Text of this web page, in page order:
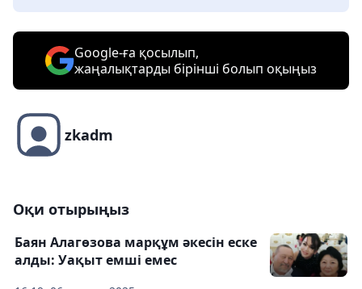
Google-ға қосылып,
жаңалықтарды бірінші болып оқыңыз
zkadm
Оқи отырыңыз
Баян Алагөзова марқұм әкесін еске
алды: Уақыт емші емес